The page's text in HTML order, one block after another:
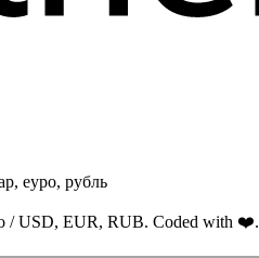
еуро, рубль
/ USD, EUR, RUB. Coded with ❤️.